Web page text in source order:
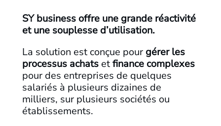
SY business offre une grande réactivité
et une souplesse d’utilisation.
La solution est conçue pour gérer les
processus achatsetfinance complexes
pour des entreprises de quelques
salariés à plusieurs dizaines de
milliers, sur plusieurs sociétés ou
établissements.